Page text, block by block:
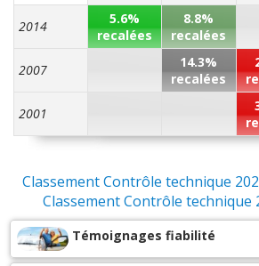
moteurs non reconnu par Nissan
Climatisation qui ne fonctionne pas
sur les longs trajets !!!! il ^parait ,
concessionnaire que c'est un défaut
suite >>
Claquements et cliquetis moteur
signalé plusieurs fois et pas de
suite >>
Star and stop(+)
2014
5.6%
recalées
8.8%
recalées
2007
14.3%
recalées
2001
Classement Contrôle technique
Classement Contrôle technique
Témoignages fiabilité